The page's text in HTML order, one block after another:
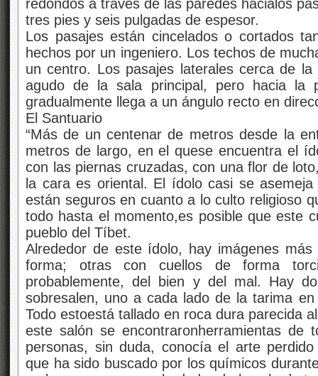
redondos a través de las paredes hacialos
tres pies y seis pulgadas de espesor.
Los pasajes están cincelados o cortados
hechos por un ingeniero. Los techos de
un centro. Los pasajes laterales cerca de
agudo de la sala principal, pero hacia la
gradualmente llega a un ángulo recto en
El Santuario
“Más de un centenar de metros desde la
metros de largo, en el quese encuentra el
con las piernas cruzadas, con una flor de
la cara es oriental. El ídolo casi se
están seguros en cuanto a lo culto religioso
todo hasta el momento,es posible que este
pueblo del Tíbet.
Alrededor de este ídolo, hay imágenes
forma; otras con cuellos de forma
probablemente, del bien y del mal. Hay
sobresalen, uno a cada lado de la tarima
Todo estoestá tallado en roca dura parecida
este salón se encontraronherramientas de
personas, sin duda, conocía el arte
que ha sido buscado por los químicos